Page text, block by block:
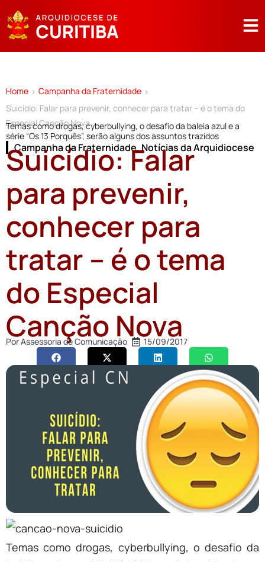
Home > Campanha da Fraternidade >
Suicídio: Falar para prevenir, conhecer para tratar – é o tema do
Especial Canção Nova
Temas como drogas, cyberbullying, o desafio da baleia azul e a
série “Os 13 Porquês”, serão alguns dos assuntos trazidos
Campanha da Fraternidade,Notícias da Arquidiocese
Suicídio: Falar
para prevenir,
conhecer para
tratar – é o tema
do Especial
Canção Nova
PorAssessoria de Comunicação 15/09/2017
Temas como drogas, cyberbullying, o desafio da